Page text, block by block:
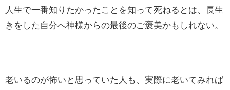
人生で一番知りたかったことを知って死ねるとは、長生
きをした自分へ神様からの最後のご褒美かもしれない。
老いるのが怖いと思っていた人も、実際に老いてみれば